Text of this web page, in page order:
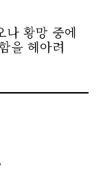
나 황망 중에
을 헤아려